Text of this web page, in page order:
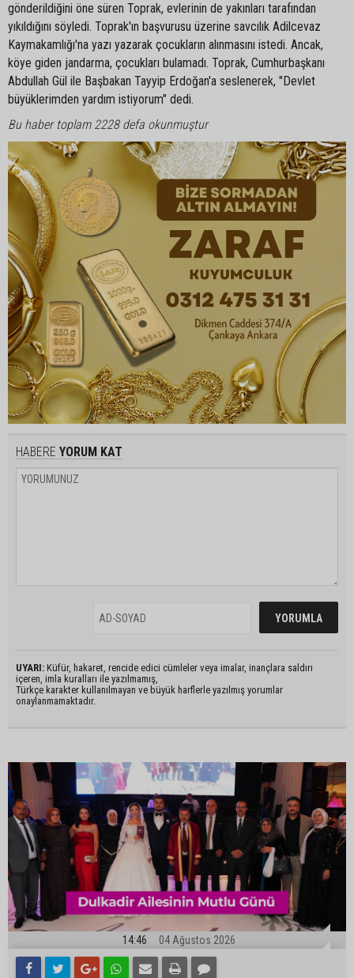
gönderildiğini öne süren Toprak, evlerinin de yakınları tarafından
yıkıldığını söyledi. Toprak'ın başvurusu üzerine savcılık Adilcevaz
Kaymakamlığı'na yazı yazarak çocukların alınmasını istedi. Ancak,
köye giden jandarma, çocukları bulamadı. Toprak, Cumhurbaşkanı
Abdullah Gül ile Başbakan Tayyip Erdoğan'a seslenerek, "Devlet
büyüklerimden yardım istiyorum" dedi.
Bu haber toplam 2228 defa okunmuştur
HABERE YORUM KAT
UYARI: Küfür, hakaret, rencide edici cümleler veya imalar, inançlara saldırı
içeren, imla kuralları ile yazılmamış,
Türkçe karakter kullanılmayan ve büyük harflerle yazılmış yorumlar
onaylanmamaktadır.
14:46 04 Ağustos 2026